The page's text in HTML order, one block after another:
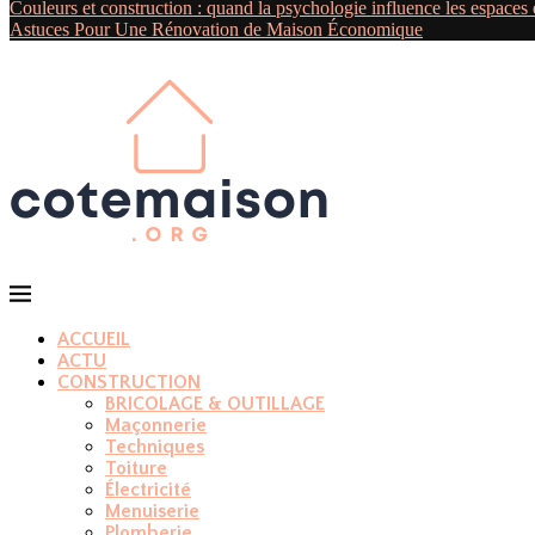
Couleurs et construction : quand la psychologie influence les espaces
Astuces Pour Une Rénovation de Maison Économique
ACCUEIL
ACTU
CONSTRUCTION
BRICOLAGE & OUTILLAGE
Maçonnerie
Techniques
Toiture
Électricité
Menuiserie